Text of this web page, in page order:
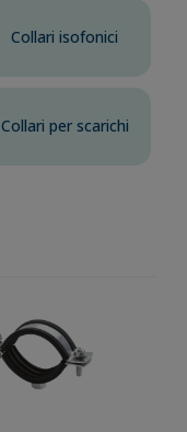
Collari isofonici
Collari per scarichi